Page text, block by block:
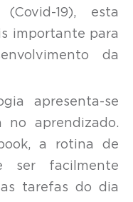
19), esta
importante para
da
apresenta-se
no aprendizado.
a rotina de
ser facilmente
tarefas do dia